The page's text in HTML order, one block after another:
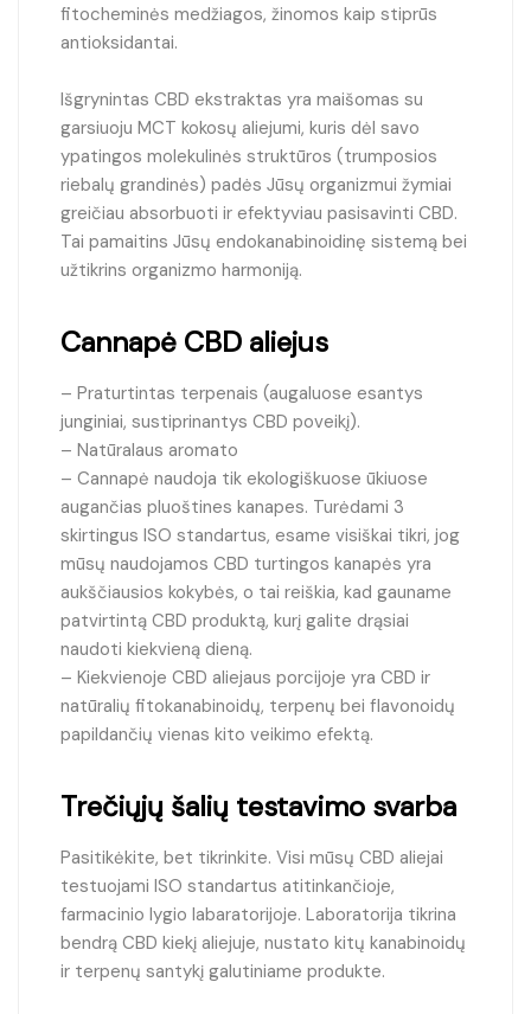
fitocheminės medžiagos, žinomos kaip stiprūs
antioksidantai.
Išgrynintas CBD ekstraktas yra maišomas su
garsiuoju MCT kokosų aliejumi, kuris dėl savo
ypatingos molekulinės struktūros (trumposios
riebalų grandinės) padės Jūsų organizmui žymiai
greičiau absorbuoti ir efektyviau pasisavinti CBD.
Tai pamaitins Jūsų endokanabinoidinę sistemą bei
užtikrins organizmo harmoniją.
Cannapė CBD aliejus
– Praturtintas terpenais (augaluose esantys
junginiai, sustiprinantys CBD poveikį).
– Natūralaus aromato
– Cannapė naudoja tik ekologiškuose ūkiuose
augančias pluoštines kanapes. Turėdami 3
skirtingus ISO standartus, esame visiškai tikri, jog
mūsų naudojamos CBD turtingos kanapės yra
aukščiausios kokybės, o tai reiškia, kad gauname
patvirtintą CBD produktą, kurį galite drąsiai
naudoti kiekvieną dieną.
– Kiekvienoje CBD aliejaus porcijoje yra CBD ir
natūralių fitokanabinoidų, terpenų bei flavonoidų
papildančių vienas kito veikimo efektą.
Trečiųjų šalių testavimo svarba
Pasitikėkite, bet tikrinkite. Visi mūsų CBD aliejai
testuojami ISO standartus atitinkančioje,
farmacinio lygio labaratorijoje. Laboratorija tikrina
bendrą CBD kiekį aliejuje, nustato kitų kanabinoidų
ir terpenų santykį galutiniame produkte.